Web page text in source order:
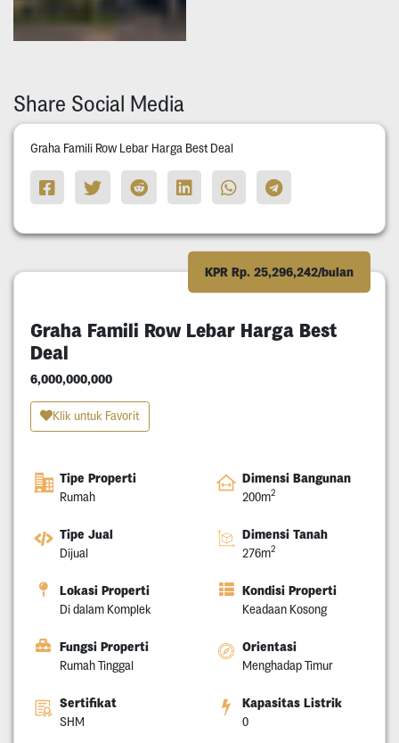
Share Social Media
Graha Famili Row Lebar Harga Best Deal
KPR Rp. 25,296,242/bulan
Graha Famili Row Lebar Harga Best
Deal
6,000,000,000
Klik untuk Favorit
Tipe Properti
Rumah
Dimensi Bangunan
200m2
Tipe Jual
Dijual
Dimensi Tanah
276m2
Lokasi Properti
Di dalam Komplek
Kondisi Properti
Keadaan Kosong
Fungsi Properti
Rumah Tinggal
Orientasi
Menghadap Timur
Sertifikat
SHM
Kapasitas Listrik
0